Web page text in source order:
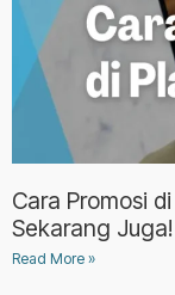
Cara Promosi
Sekarang Juga!
Read More »